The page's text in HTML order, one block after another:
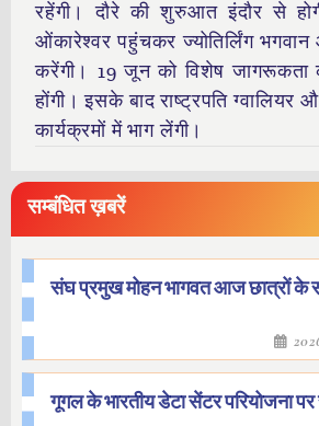
रहेंगी। दौरे की शुरुआत इंदौर से
ओंकारेश्वर पहुंचकर ज्योतिर्लिंग
करेंगी। 19 जून को विशेष जागरूकता
होंगी। इसके बाद राष्ट्रपति ग्वालियर
कार्यक्रमों में भाग लेंगी।
सम्बंधित ख़बरें
संघ प्रमुख मोहन भागवत आज छात्रों के
गूगल के भारतीय डेटा सेंटर परियोजना